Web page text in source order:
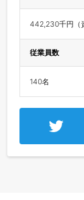
442,230千円（
従業員数
140名